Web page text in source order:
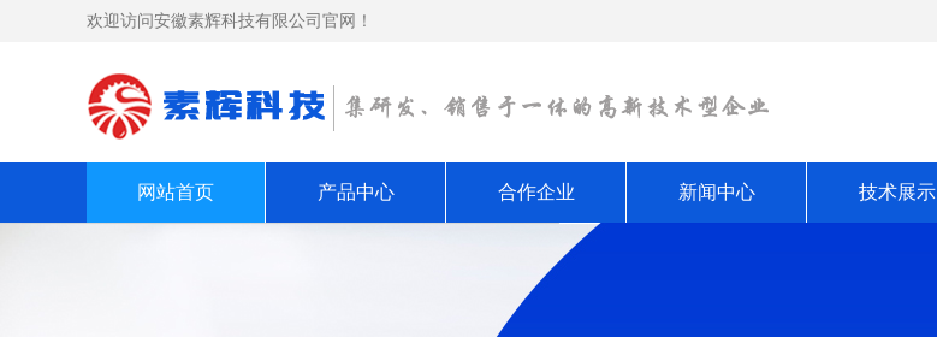
欢迎访问安徽素辉科技有限公司官网！
网站首页 产品中心 合作企业 新闻中心 技术展示